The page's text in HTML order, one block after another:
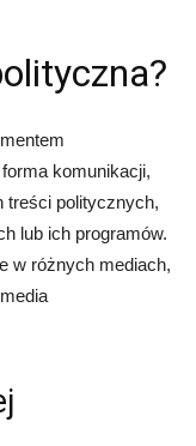
komunikacji,
treści politycznych,
lub ich programów.
w różnych mediach,